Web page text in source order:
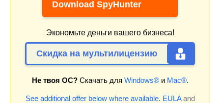
Download SpyHunter
Экономьте деньги вашего бизнеса!
Скидка на мультилицензию
Не твоя ОС?Скачать для Windows®и Mac®.
See additional offer below where available. EULAand